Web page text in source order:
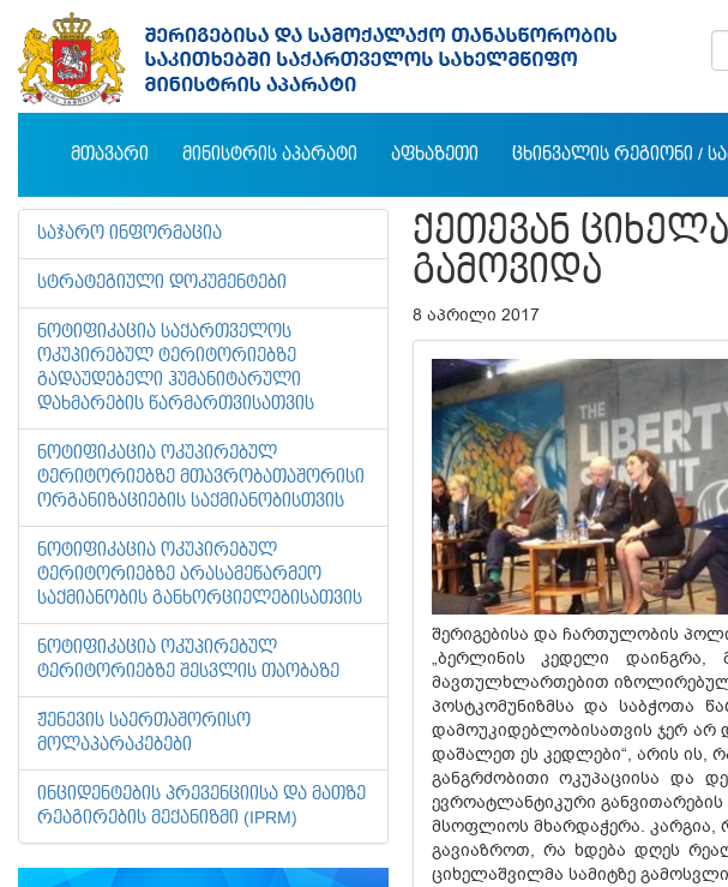
ᲛᲗᲐᲕᲐᲠᲘ ᲛᲘᲜᲘᲡᲢᲠᲘᲡ ᲐᲞᲐᲠᲐᲢᲘ ᲐᲤᲮᲐᲖᲔᲗᲘ ᲪᲮᲘᲜᲕᲐᲚᲘᲡ ᲠᲔᲒᲘᲝᲜᲘ /
ᲡᲐᲯᲐᲠᲝ ᲘᲜᲤᲝᲠᲛᲐᲪᲘᲐ
ᲡᲢᲠᲐᲢᲔᲒᲘᲣᲚᲘ ᲓᲝᲙᲣᲛᲔᲜᲢᲔᲑᲘ
ᲜᲝᲢᲘᲤᲘᲙᲐᲪᲘᲐ ᲡᲐᲥᲐᲠᲗᲕᲔᲚᲝᲡ
ᲝᲙᲣᲞᲘᲠᲔᲑᲣᲚ ᲢᲔᲠᲘᲢᲝᲠᲘᲔᲑᲖᲔ
ᲒᲐᲓᲐᲣᲓᲔᲑᲔᲚᲘ ᲰᲣᲛᲐᲜᲘᲢᲐᲠᲣᲚᲘ
ᲓᲐᲮᲛᲐᲠᲔᲑᲘᲡ ᲬᲐᲠᲛᲐᲠᲗᲕᲘᲡᲐᲗᲕᲘᲡ
ᲜᲝᲢᲘᲤᲘᲙᲐᲪᲘᲐ ᲝᲙᲣᲞᲘᲠᲔᲑᲣᲚ
ᲢᲔᲠᲘᲢᲝᲠᲘᲔᲑᲖᲔ ᲛᲗᲐᲕᲠᲝᲑᲐᲗᲐᲨᲝᲠᲘᲡᲘ
ᲝᲠᲒᲐᲜᲘᲖᲐᲪᲘᲔᲑᲘᲡ ᲡᲐᲥᲛᲘᲐᲜᲝᲑᲘᲡᲗᲕᲘᲡ
ᲜᲝᲢᲘᲤᲘᲙᲐᲪᲘᲐ ᲝᲙᲣᲞᲘᲠᲔᲑᲣᲚ
ᲢᲔᲠᲘᲢᲝᲠᲘᲔᲑᲖᲔ ᲐᲠᲐᲡᲐᲛᲔᲬᲐᲠᲛᲔᲝ
ᲡᲐᲥᲛᲘᲐᲜᲝᲑᲘᲡ ᲒᲐᲜᲮᲝᲠᲪᲘᲔᲚᲔᲑᲘᲡᲐᲗᲕᲘᲡ
ᲜᲝᲢᲘᲤᲘᲙᲐᲪᲘᲐ ᲝᲙᲣᲞᲘᲠᲔᲑᲣᲚ
ᲢᲔᲠᲘᲢᲝᲠᲘᲔᲑᲖᲔ ᲨᲔᲡᲕᲚᲘᲡ ᲗᲐᲝᲑᲐᲖᲔ
ᲟᲔᲜᲔᲕᲘᲡ ᲡᲐᲔᲠᲗᲐᲨᲝᲠᲘᲡᲝ
ᲛᲝᲚᲐᲞᲐᲠᲐᲙᲔᲑᲔᲑᲘ
ᲘᲜᲪᲘᲓᲔᲜᲢᲔᲑᲘᲡ ᲞᲠᲔᲕᲔᲜᲪᲘᲘᲡᲐ ᲓᲐ ᲛᲐᲗᲖᲔ
ᲠᲔᲐᲒᲘᲠᲔᲑᲘᲡ ᲛᲔᲥᲐᲜᲘᲖᲛᲘ (IPRM)
ᲥᲔᲗᲔᲕᲐᲜ
ᲒᲐᲛᲝᲕᲘᲓᲐ
8 აპრილი 2017
შერიგებისა და ჩართულობის
„ბერლინის კედელი დაინგრა,
მავთულხლართებით
პოსტკომუნიზმსა და საბჭოთა
დამოუკიდებლობისათვის ჯერ არ
დაშალეთ ეს კედლები“, არის ის,
განგრძობითი ოკუპაციისა და
ევროატლანტიკური
მსოფლიოს მხარდაჭერა. კარგია,
გავიაზროთ, რა ხდება დღეს
ციხელაშვილმა სამიტზე